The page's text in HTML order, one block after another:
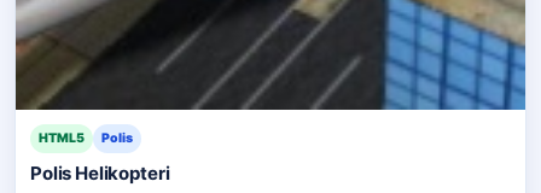
HTML5 Polis
Polis Helikopteri